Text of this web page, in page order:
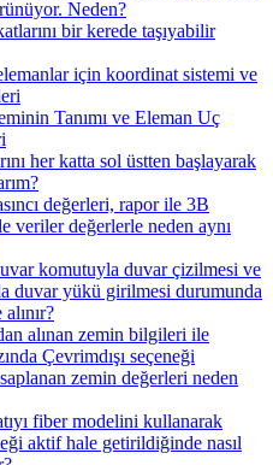
Neden?
bir kerede taşıyabilir
için koordinat sistemi ve
Tanımı ve Eleman Uç
her katta sol üstten başlayarak
değerleri, rapor ile 3B
veriler değerlerle neden aynı
komutuyla duvar çizilmesi ve
duvar yükü girilmesi durumunda
alınan zemin bilgileri ile
Çevrimdışı seçeneği
zemin değerleri neden
fiber modelini kullanarak
aktif hale getirildiğinde nasıl